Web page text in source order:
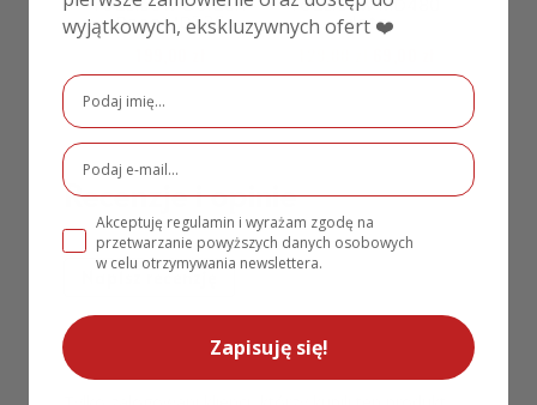
Rose MD336 złoto
Recenzje i opinie
Napisz recenzję
wyjątkowych, ekskluzywnych ofert ❤️
Akceptuję regulamin i wyrażam zgodę na
przetwarzanie powyższych danych osobowych
w celu otrzymywania newslettera.
Zapisuję się!